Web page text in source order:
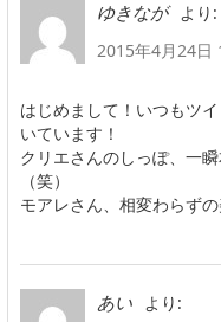
ゆきなが
より:
2015年4月24日
はじめまして！いつもツ
いています！
クリエさんのしっぽ、一
（笑）
モアレさん、相変わらず
あい
より: